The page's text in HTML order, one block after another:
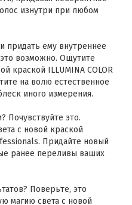
изнутри при любом
придать ему внутреннее
возможно. Ощутите
краской ILLUMINA COLOR
на волю естественное
иного измерения.
Почувствуйте это.
с новой краской
Придайте новый
ранее переливы ваших
Поверьте, это
магию света с новой